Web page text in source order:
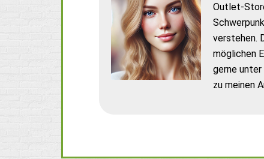
Outlet-
verstehen.
möglichen
gerne unter
zu meinen